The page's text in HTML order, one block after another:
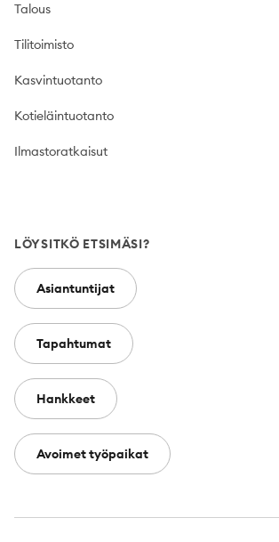
Talous
Tilitoimisto
Kasvintuotanto
Kotieläintuotanto
Ilmastoratkaisut
LÖYSITKÖ ETSIMÄSI?
Asiantuntijat
Tapahtumat
Hankkeet
Avoimet työpaikat